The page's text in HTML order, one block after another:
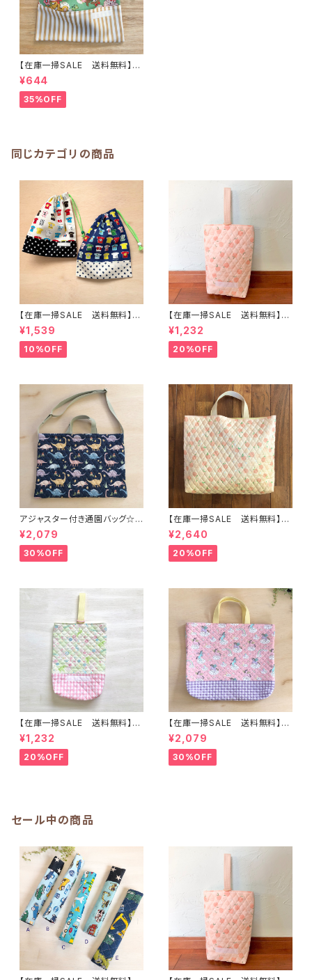
【在庫一掃SALE 送料無料】巾
着袋(中)☆30×24cm グリーン
【レトロ・くま・パンダ・リス・バン
ビ】 ★KC.666768動物 女の
子｜通園通学用のかわいい巾着
¥644
35%OFF
同じカテゴリの商品
【在庫一掃SALE 送料無料】【2
枚セット】巾着袋(中)30×24cm
【Tシャツ柄】★KC. 男の子 星｜
通園通学用のかわいい巾着袋や
入園オーダーHoshizora☆ほ
¥1,539
10%OFF
【在庫一掃SALE 送料無料】再
販/上靴入れ☆27×22マチ6cm
☆【ピーチ柄】 ★US.49 上履き
袋 上靴袋 桃 キルティング 裏
地付き ｜通園通学用のかわい
¥1,232
20%OFF
アジャスター付き通園バッグ☆3
0×43cm 【恐竜柄】 ★B. 13 男
の子 キルティング 絵本バッ
グ ダイナソー ｜通園通学用
のかわいい巾着袋や入園オーダ
¥2,079
30%OFF
【在庫一掃SALE 送料無料】通
園バッグ☆32×43マチ6cm☆
【ピーチ柄】★TB.39 幼稚園バ
ッグ トートバッグ キルティン
グ レッスンバッグ 桃 女の
a☆ほしぞら
¥2,640
20%OFF
【在庫一掃SALE 送料無料】上
靴入れ☆27×23マチ6cm ☆
【ティンカーベルシルエット柄】
★US. 4142 上履き袋 上靴袋
妖精 花 女の子 かわいい
¥1,232
20%OFF
【在庫一掃SALE 送料無料】通
園バッグ☆32×43マチ6cm☆
ピンク【ペガサス柄】★TB.38
幼稚園バッグ トートバッグ キ
ルティング レッスンバッグ ユ
¥2,079
30%OFF
セール中の商品